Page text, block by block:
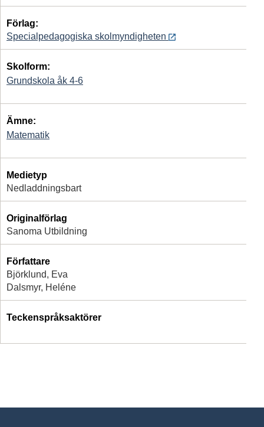
Förlag:
Specialpedagogiska skolmyndigheten
Skolform:
Grundskola åk 4-6
Ämne:
Matematik
Medietyp
Nedladdningsbart
Originalförlag
Sanoma Utbildning
Författare
Björklund, Eva
Dalsmyr, Heléne
Teckenspråksaktörer